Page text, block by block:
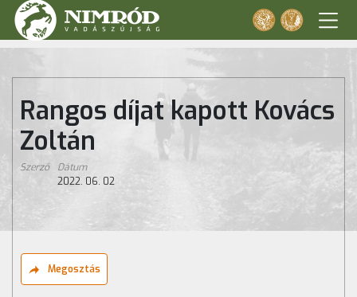
Rangos díjat kapott Kovács
Zoltán
Szerző
Dátum
2022. 06. 02
Megosztás